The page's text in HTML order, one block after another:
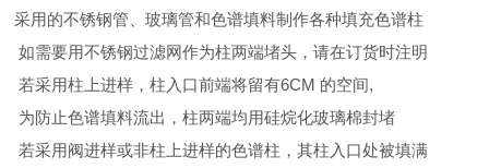
采用的不锈钢管、玻璃管和色谱填料制作各种填充色谱柱
如需要用不锈钢过滤网作为柱两端堵头，请在订货时注明
若采用柱上进样，柱入口前端将留有6CM 的空间,
为防止色谱填料流出，柱两端均用硅烷化玻璃棉封堵
若采用阀进样或非柱上进样的色谱柱，其柱入口处被填满